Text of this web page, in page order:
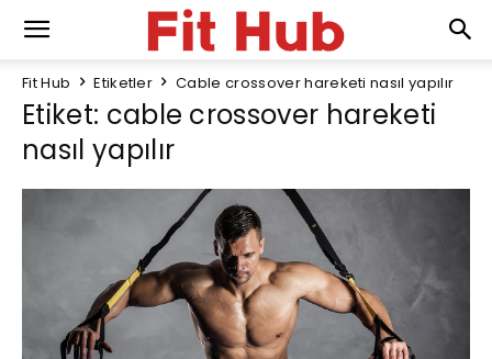
Fit Hub Etiketler Cable crossover hareketi nasıl yapılır
Etiket: cable crossover hareketi
nasıl yapılır